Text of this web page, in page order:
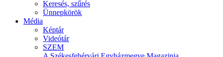
Keresés, szűrés
Ünnepkörök
Média
Képtár
Videótár
SZEM